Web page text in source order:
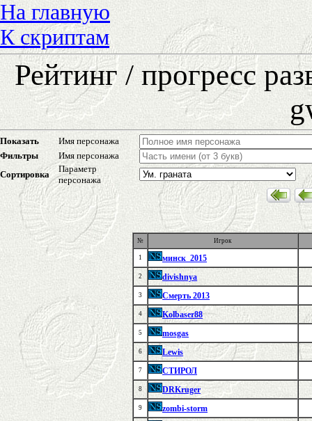
На главную
К скриптам
Рейтинг / прогресс
Показать
Имя персонажа
Фильтры
Имя персонажа
Сортировка
Параметр
персонажа
№ Игрок
1 минск_2015
2 divishnya
3 Смерть 2013
4 Kolbaser88
5 mosgas
6 Lewis
7 СТИРОЛ
8 DRKruger
9 zombi-storm